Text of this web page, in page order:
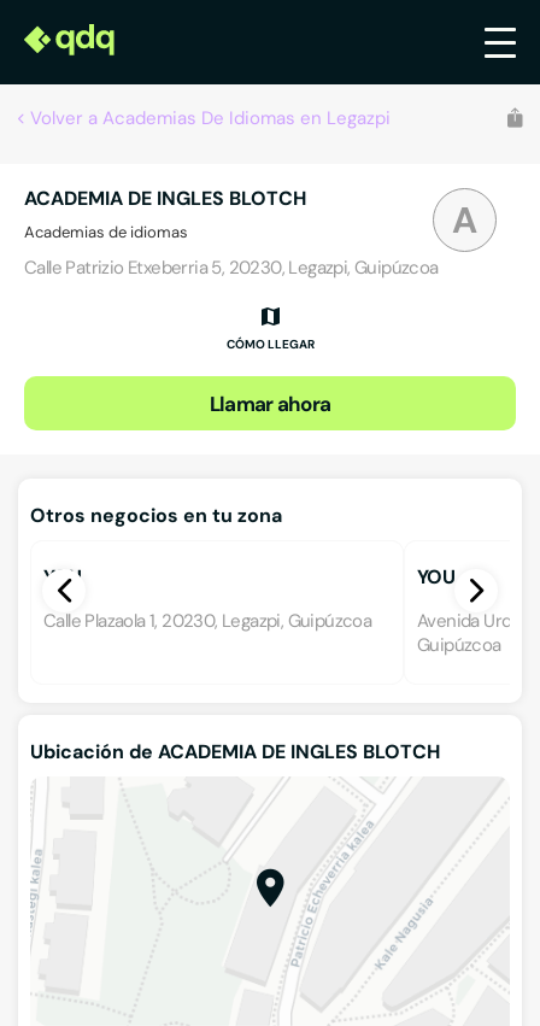
Volver a Academias De Idiomas en Legazpi
A
ACADEMIA DE INGLES BLOTCH
Academias de idiomas
Calle Patrizio Etxeberria 5, 20230, Legazpi, Guipúzcoa
CÓMO LLEGAR
Llamar ahora
Otros negocios en tu zona
YOU
Calle Plazaola 1, 20230, Legazpi, Guipúzcoa
YOU
Avenida
Guipúzcoa
Ubicación de ACADEMIA DE INGLES BLOTCH